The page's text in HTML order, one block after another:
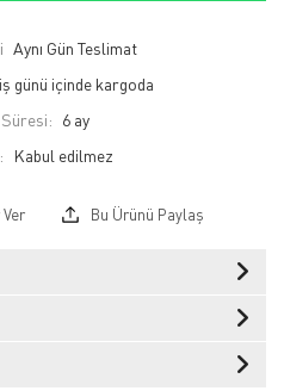
Aynı Gün Teslimat
günü içinde kargoda
6 ay
Bu Ürünü Paylaş